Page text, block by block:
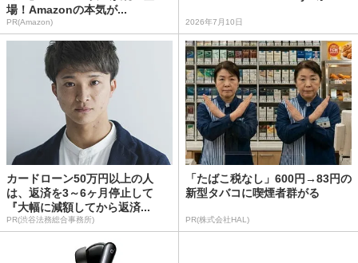
場！Amazonの本気が...
PR(Amazon) 2026年7月10日
カードローン50万円以上の人
は、返済を3～6ヶ月停止して
『大幅に減額してから返済...
PR(渋谷法務総合事務所)
「たばこ税なし」600円→83円の
新型タバコに喫煙者群がる
PR(株式会社HAL)